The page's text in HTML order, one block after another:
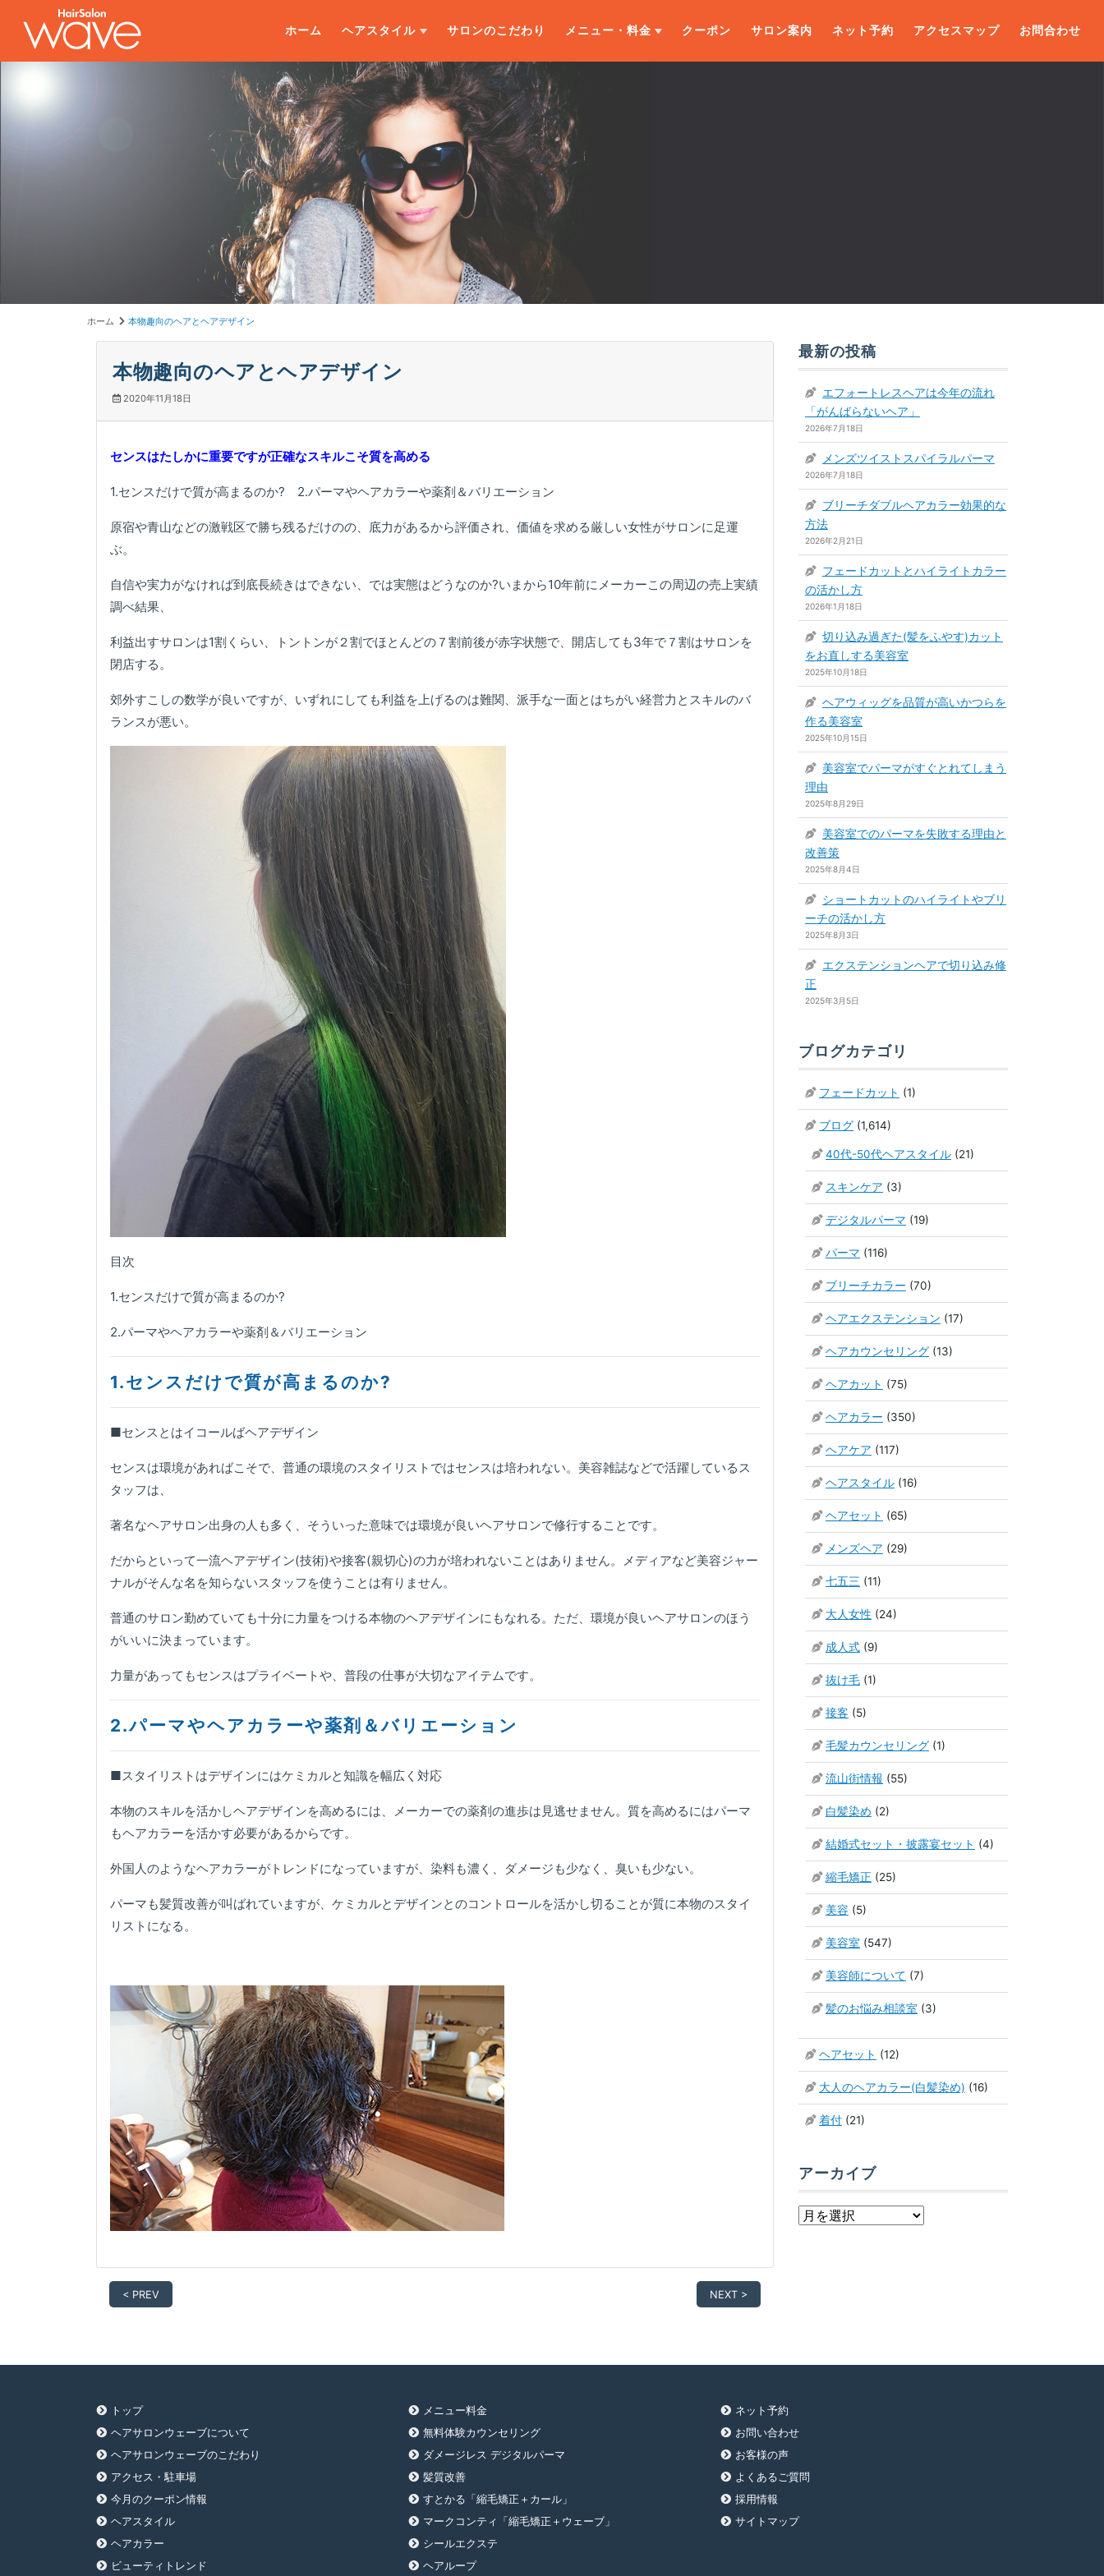
ホーム ヘアスタイル サロンのこだわり メニュー・料金 クーポン サロン案内 ネット予約 アクセスマップ お問合わせ
ホーム 本物趣向のヘアとヘアデザイン
本物趣向のヘアとヘアデザイン
2020年11月18日
センスはたしかに重要ですが正確なスキルこそ質を高める
1.センスだけで質が高まるのか? 2.パーマやヘアカラーや薬剤＆バリエーション
原宿や青山などの激戦区で勝ち残るだけのの、底力があるから評価され、価値を求める厳しい女性がサロンに足運
ぶ。
自信や実力がなければ到底長続きはできない、では実態はどうなのか?いまから10年前にメーカーこの周辺の売上実績
調べ結果、
利益出すサロンは1割くらい、トントンが２割でほとんどの７割前後が赤字状態で、開店しても3年で７割はサロンを
閉店する。
郊外すこしの数学が良いですが、いずれにしても利益を上げるのは難関、派手な一面とはちがい経営力とスキルのバ
ランスが悪い。
目次
1.センスだけで質が高まるのか?
2.パーマやヘアカラーや薬剤＆バリエーション
1.センスだけで質が高まるのか?
■センスとはイコールばヘアデザイン
センスは環境があればこそで、普通の環境のスタイリストではセンスは培われない。美容雑誌などで活躍しているス
タッフは、
著名なヘアサロン出身の人も多く、そういった意味では環境が良いヘアサロンで修行することです。
だからといって一流ヘアデザイン(技術)や接客(親切心)の力が培われないことはありません。メディアなど美容ジャー
ナルがそんな名を知らないスタッフを使うことは有りません。
普通のサロン勤めていても十分に力量をつける本物のヘアデザインにもなれる。ただ、環境が良いヘアサロンのほう
がいいに決まっています。
力量があってもセンスはプライベートや、普段の仕事が大切なアイテムです。
2.パーマやヘアカラーや薬剤＆バリエーション
■スタイリストはデザインにはケミカルと知識を幅広く対応
本物のスキルを活かしヘアデザインを高めるには、メーカーでの薬剤の進歩は見逃せません。質を高めるにはパーマ
もヘアカラーを活かす必要があるからです。
外国人のようなヘアカラーがトレンドになっていますが、染料も濃く、ダメージも少なく、臭いも少ない。
パーマも髪質改善が叫ばれていますが、ケミカルとデザインとのコントロールを活かし切ることが質に本物のスタイ
リストになる。
< PREV NEXT >
最新の投稿
エフォートレスヘアは今年の流れ
「がんばらないヘア」
2026年7月18日
メンズツイストスパイラルパーマ
2026年7月18日
ブリーチダブルヘアカラー効果的な
方法
2026年2月21日
フェードカットとハイライトカラー
の活かし方
2026年1月18日
切り込み過ぎた(髪をふやす)カット
をお直しする美容室
2025年10月18日
ヘアウィッグを品質が高いかつらを
作る美容室
2025年10月15日
美容室でパーマがすぐとれてしまう
理由
2025年8月29日
美容室でのパーマを失敗する理由と
改善策
2025年8月4日
ショートカットのハイライトやブリ
ーチの活かし方
2025年8月3日
エクステンションヘアで切り込み修
正
2025年3月5日
ブログカテゴリ
フェードカット (1)
ブログ (1,614)
40代-50代ヘアスタイル (21)
スキンケア (3)
デジタルパーマ (19)
パーマ (116)
ブリーチカラー (70)
ヘアエクステンション (17)
ヘアカウンセリング (13)
ヘアカット (75)
ヘアカラー (350)
ヘアケア (117)
ヘアスタイル (16)
ヘアセット (65)
メンズヘア (29)
七五三 (11)
大人女性 (24)
成人式 (9)
抜け毛 (1)
接客 (5)
毛髪カウンセリング (1)
流山街情報 (55)
白髪染め (2)
結婚式セット・披露宴セット (4)
縮毛矯正 (25)
美容 (5)
美容室 (547)
美容師について (7)
髪のお悩み相談室 (3)
ヘアセット (12)
大人のヘアカラー(白髪染め) (16)
着付 (21)
アーカイブ
ア
トップ
ヘアサロンウェーブについて
ヘアサロンウェーブのこだわり
アクセス・駐車場
今月のクーポン情報
ヘアスタイル
ヘアカラー
ビューティトレンド
メニュー料金
無料体験カウンセリング
ダメージレス デジタルパーマ
髪質改善
すとかる「縮毛矯正＋カール」
マークコンティ「縮毛矯正＋ウェーブ」
シールエクステ
ヘアループ
ネット予約
お問い合わせ
お客様の声
よくあるご質問
採用情報
サイトマップ